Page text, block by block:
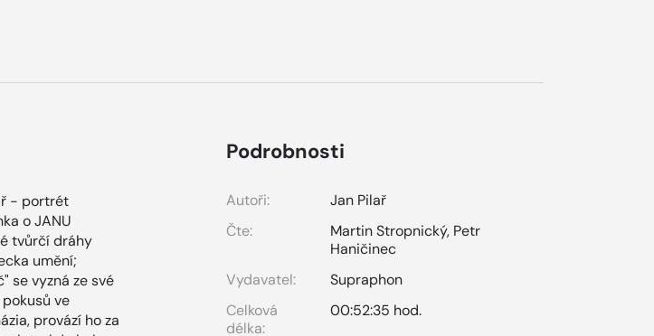
- portrét
o JANU
tvůrčí dráhy
umění;
se vyzná ze své
ve
provází ho za
Podrobnosti
Autoři:
Jan Pilař
Čte:
Martin Stropnický, Petr
Haničinec
Vydavatel:
Supraphon
Celková
délka:
00:52:35 hod.